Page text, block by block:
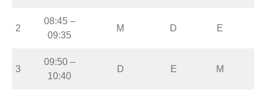
2
08:45 –
09:35
M D E
3
09:50 –
10:40
D E M